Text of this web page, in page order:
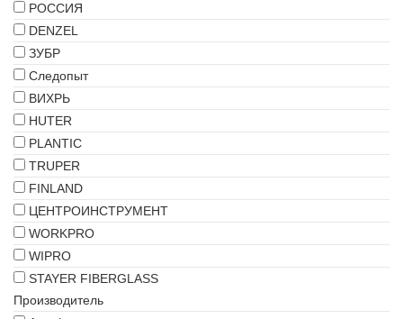
РОССИЯ
DENZEL
ЗУБР
Следопыт
ВИХРЬ
HUTER
PLANTIC
TRUPER
FINLAND
ЦЕНТРОИНСТРУМЕНТ
WORKPRO
WIPRO
STAYER FIBERGLASS
Производитель